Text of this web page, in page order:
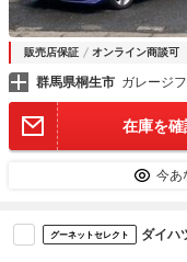
販売店保証 オンライン商談可
群馬県桐生市 ガレージ
在庫を
今あ
グーネットセレクト ダイハ